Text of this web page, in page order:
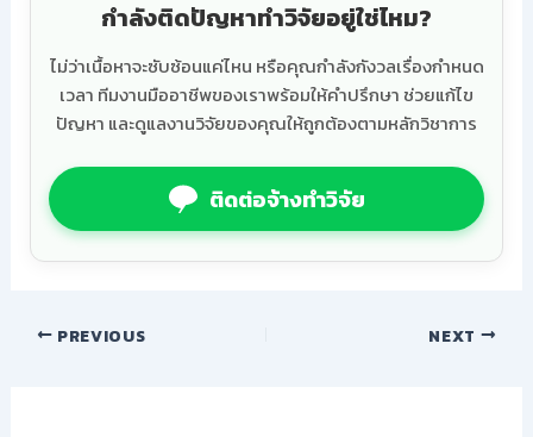
กำลังติดปัญหาทำวิจัยอยู่ใช่ไหม?
ไม่ว่าเนื้อหาจะซับซ้อนแค่ไหน หรือคุณกำลังกังวลเรื่องกำหนด
เวลา ทีมงานมืออาชีพของเราพร้อมให้คำปรึกษา ช่วยแก้ไข
ปัญหา และดูแลงานวิจัยของคุณให้ถูกต้องตามหลักวิชาการ
ติดต่อจ้างทำวิจัย
PREVIOUS NEXT